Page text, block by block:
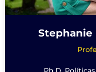
Stephanie